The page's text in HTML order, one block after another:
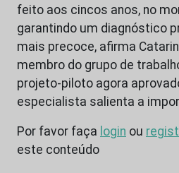
feito aos cincos anos, no
garantindo um diagnóstico
mais precoce, afirma
membro do grupo de
projeto-piloto agora
especialista salienta a
Por favor faça login ou
este conteúdo